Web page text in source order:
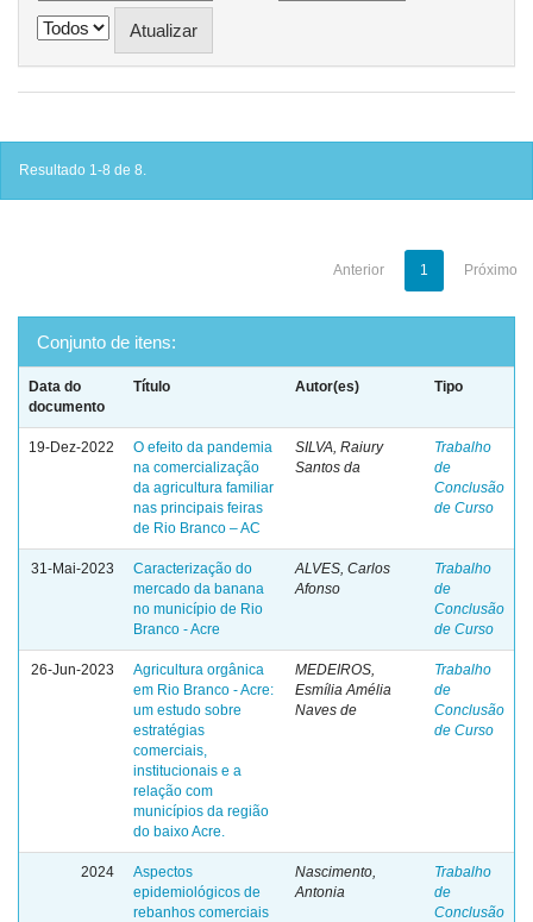
Resultado 1-8 de 8.
Anterior 1 Próximo
Conjunto de itens:
Data do
documento
Título Autor(es) Tipo
19-Dez-2022
O efeito da pandemia
na comercialização
da agricultura familiar
nas principais feiras
de Rio Branco – AC
SILVA, Raiury
Santos da
Trabalho
de
Conclusão
de Curso
31-Mai-2023
Caracterização do
mercado da banana
no município de Rio
Branco - Acre
ALVES, Carlos
Afonso
Trabalho
de
Conclusão
de Curso
26-Jun-2023
Agricultura orgânica
em Rio Branco - Acre:
um estudo sobre
estratégias
comerciais,
institucionais e a
relação com
municípios da região
do baixo Acre.
MEDEIROS,
Esmília Amélia
Naves de
Trabalho
de
Conclusão
de Curso
2024
Aspectos
epidemiológicos de
rebanhos comerciais
Nascimento,
Antonia
Trabalho
de
Conclusão